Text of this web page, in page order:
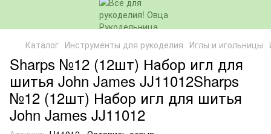
Каталог Инструменты для рукоделия Иглы и игольницы
Sharps №12 (12шт) Набор игл для
шитья John James JJ11012Sharps
№12 (12шт) Набор игл для шитья
John James JJ11012